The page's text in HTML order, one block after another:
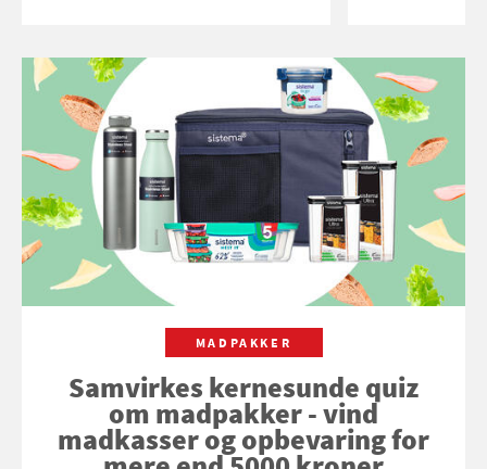
MADPAKKER
Samvirkes kernesunde quiz
om madpakker - vind
madkasser og opbevaring for